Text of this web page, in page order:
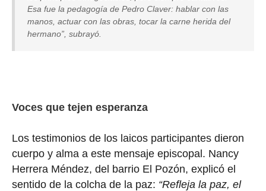
Esa fue la pedagogía de Pedro Claver: hablar con las
manos, actuar con las obras, tocar la carne herida del
hermano”, subrayó.
Voces que tejen esperanza
Los testimonios de los laicos participantes dieron
cuerpo y alma a este mensaje episcopal. Nancy
Herrera Méndez, del barrio El Pozón, explicó el
sentido de la colcha de la paz: “Refleja la paz, el